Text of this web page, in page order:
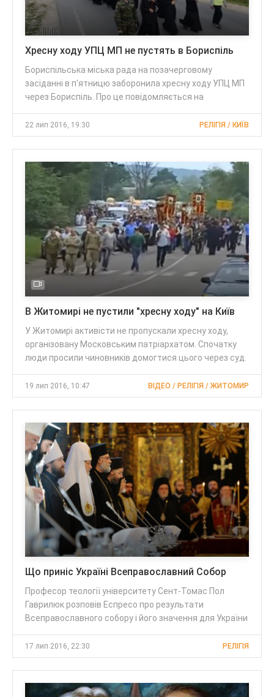
Хресну ходу УПЦ МП не пустять в Бориспіль
Бориспільська міська рада на позачерговому
засіданні в п'ятницю заборонила хресну ходу УПЦ МП
через Бориспіль. Про це повідомляється на
22 лип 2016, 19:30 РЕЛІГІЯ / КИЇВ
В Житомирі не пустили "хресну ходу" на Київ
У Житомирі активісти не пропускали хресну ходу,
організовану Московським патріархатом. Спочатку
люди просили чиновників домогтися цього через суд.
19 лип 2016, 10:47 ВІДЕО / РЕЛІГІЯ / ЖИТОМИР
Що приніс Україні Всеправославний Собор
Професор теології університету Сент-Томас Пол
Гаврилюк розповів Еспресо про результати
Всеправославного собору і його значення для України
17 лип 2016, 22:30 РЕЛІГІЯ